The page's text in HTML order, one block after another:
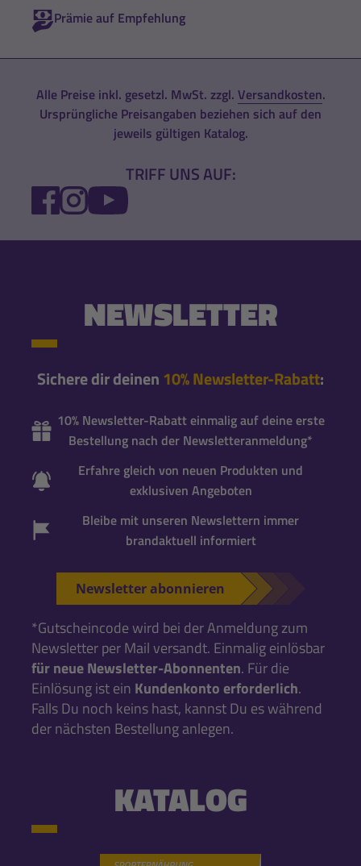
Prämie auf Empfehlung
Alle Preise inkl. gesetzl. MwSt. zzgl. Versandkosten.
Ursprüngliche Preisangaben beziehen sich auf den
jeweils gültigen Katalog.
TRIFF UNS AUF:
FACEBOOK
INSTAGRAM
YOUTUBE
NEWSLETTER
Sichere dir deinen 10% Newsletter-Rabatt:
10% Newsletter-Rabatt einmalig auf deine erste
Bestellung nach der Newsletteranmeldung*
Erfahre gleich von neuen Produkten und
exklusiven Angeboten
Bleibe mit unseren Newslettern immer
brandaktuell informiert
Newsletter abonnieren
*Gutscheincode wird bei der Anmeldung zum
Newsletter per Mail versandt. Einmalig einlösbar
für neue Newsletter-Abonnenten. Für die
Einlösung ist ein Kundenkonto erforderlich.
Falls Du noch keins hast, kannst Du es während
der nächsten Bestellung anlegen.
KATALOG